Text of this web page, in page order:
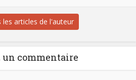
les articles de l'auteur
un commentaire